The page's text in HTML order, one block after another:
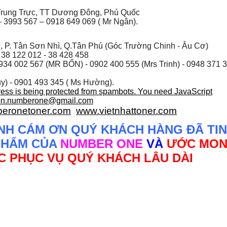
Trực, TT Dương Đông, Phú Quốc
567 – 0918 649 069 ( Mr Ngân).
P. Tân Sơn Nhì, Q.Tân Phú (Góc Trường Chinh - Âu Cơ)
122 012 - 38 428 458
002 567 (MR BỔN) - 0902 400 555 (Mrs Trinh) - 0948 371
- 0901 493 345 ( Ms Hường).
is being protected from spambots. You need JavaScript
www.vietnhattoner.com
CÁM ƠN QUÝ KHÁCH HÀNG ĐÃ TIN
CỦA NUMBER ONE VÀ ƯỚC
PHỤC VỤ QUÝ KHÁCH LÂU DÀI